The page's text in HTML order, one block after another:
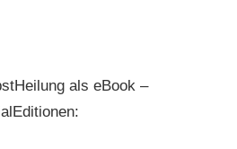
als eBook –